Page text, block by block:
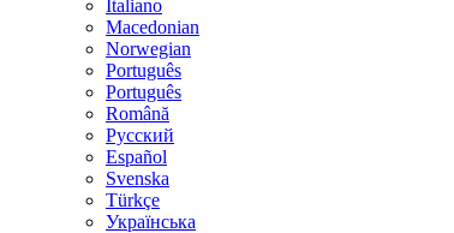
Italiano
Macedonian
Norwegian
Português
Português
Română
Русский
Español
Svenska
Türkçe
Українська